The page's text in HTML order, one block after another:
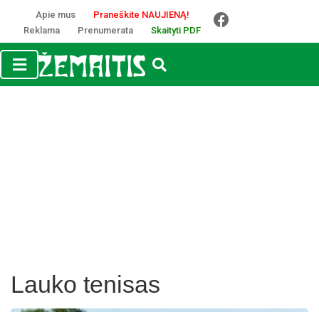
Apie mus
Praneškite NAUJIENĄ!
Reklama
Prenumerata Skaityti PDF
Lauko tenisas